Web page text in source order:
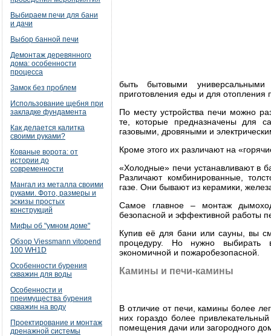
Выбираем печи для бани
и дачи
Выбор банной печи
Демонтаж деревянного
дома: особенности
процесса
Замок без проблем
Использование щебня при
закладке фундамента
Как делается калитка
своими руками?
Кованые ворота: от
истории до
современности
Мангал из металла своими
руками. Фото, размеры и
эскизы простых
конструкций
Мифы об "умном доме"
Обзор Viessmann vitopend
100 WH1D
Особенности бурения
скважин для воды
Особенности и
преимущества бурения
скважин на воду
Проектирование и монтаж
дренажной системы
быть бытовыми
приготовления еды и для
По месту устройства печи можно
те, которые предназначены для
газовыми, дровяными и
Кроме этого их различают на
«Холодные» печи устанавливают в
Различают комбинированные,
газе. Они бывают из керамики,
Самое главное – монтаж
безопасной и эффективной работы
Купив её для бани или сауны, вы
процедуру. Но нужно выбирать
экономичной и пожаробезопасной.
Камины и печи-камины
В отличие от печи, камины более
них гораздо более
помещения дачи или загородного